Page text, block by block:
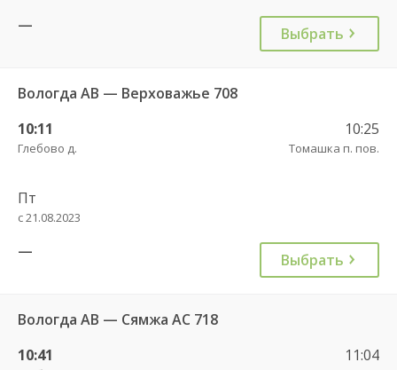
— Выбрать
Вологда АВ — Верховажье 708
10:11
Глебово д.
10:25
Томашка п. пов.
Пт
с 21.08.2023
— Выбрать
Вологда АВ — Сямжа АС 718
10:41
11:04